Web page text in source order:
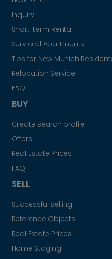
Inquiry
Short-term Rental
Serviced Apartments
Tips for New Munich
Relocation Service
FAQ
BUY
Create search profile
Offers
Real Estate Prices
FAQ
SELL
Successful selling
Reference Objects
Real Estate Prices
Home Staging